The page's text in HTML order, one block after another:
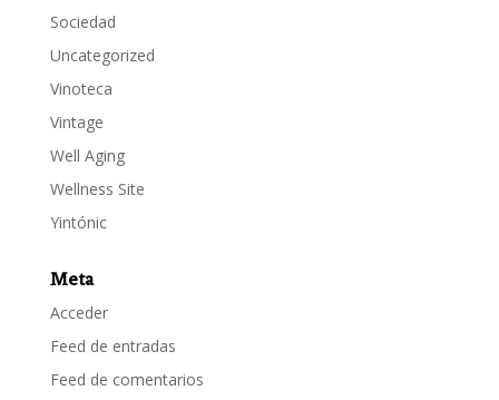
Sociedad
Uncategorized
Vinoteca
Vintage
Well Aging
Wellness Site
Yintónic
Meta
Acceder
Feed de entradas
Feed de comentarios